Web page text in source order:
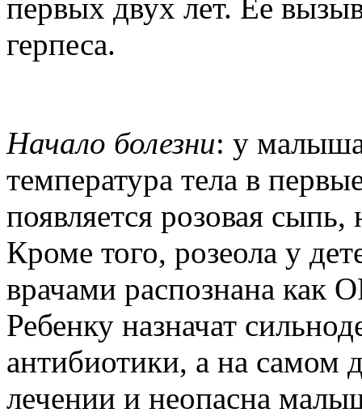
первых двух лет. Ее
герпеса.
Начало болезни: у
температура тела в
появляется розовая
Кроме того, розеола у
врачами распознана как
Ребенку назначат
антибиотики, а на самом
лечении и неопасна